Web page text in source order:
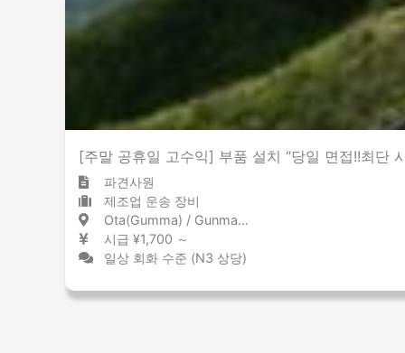
[주말 공휴일 고수익] 부품 설치 “당일 면접!!최단
파견사원
제조업 운송 장비
Ota(Gumma) / Gunma 太田(群馬) / 群馬県
시급 ¥1,700 ～
일상 회화 수준 (N3 상당)